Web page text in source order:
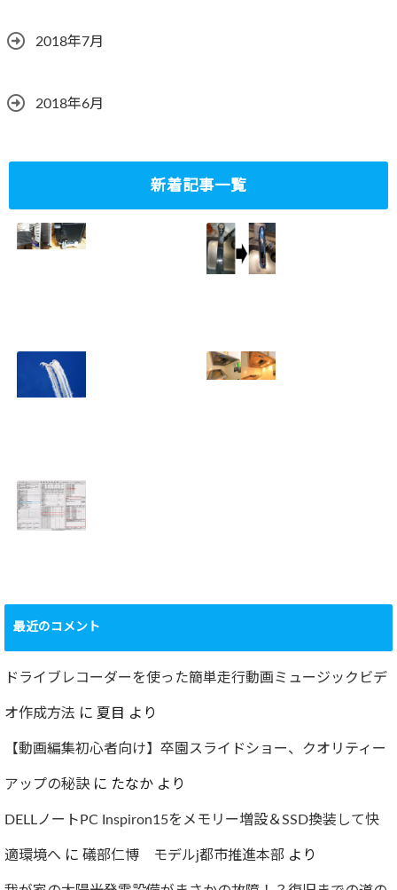
2018年7月
2018年6月
新着記事一覧
ド対応
2023.10.14
チレス水栓にDIY
で交換
撮影方法のレクチ
ャー
2022.12.24
要再検査となって
しまった…
2022.07.30
最近のコメント
ドライブレコーダーを使った簡単走行動画ミュージックビデ
オ作成方法 に 夏目 より
【動画編集初心者向け】卒園スライドショー、クオリティー
アップの秘訣に たなか より
DELLノートPC Inspiron15をメモリー増設＆SSD換装して快
適環境へ に 礒部仁博 モデルj都市推進本部 より